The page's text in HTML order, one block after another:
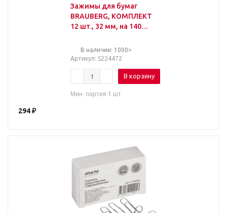
Зажимы для бумаг
BRAUBERG, КОМПЛЕКТ
12 шт., 32 мм, на 140
картонная коробка,
224472
В наличии: 1000>
Артикул: S224472
В корзину
Мин. партия 1 шт
294₽